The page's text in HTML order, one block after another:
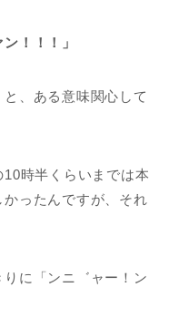
！！！」
、ある意味関心して
時半くらいまでは本
ったんですが、それ
に「ンニ゛ャー！ン